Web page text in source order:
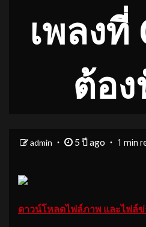
เพลงที่
ต้อง
admin 5 ปี ago 1 min
ดาวน์โหลดไฟล์ภาพ และไฟล์